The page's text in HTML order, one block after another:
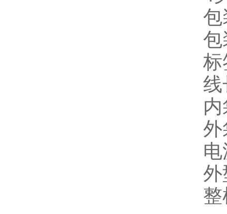
包
包
标
线
外
外